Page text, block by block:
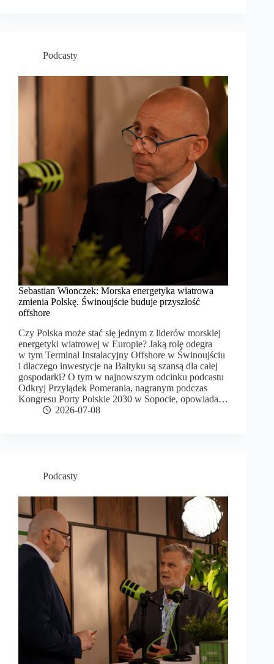
Podcasty
Sebastian Wionczek: Morska energetyka wiatrowa
zmienia Polskę. Świnoujście buduje przyszłość
offshore
Czy Polska może stać się jednym z liderów morskiej
energetyki wiatrowej w Europie? Jaką rolę odegra
w tym Terminal Instalacyjny Offshore w Świnoujściu
i dlaczego inwestycje na Bałtyku są szansą dla całej
gospodarki? O tym w najnowszym odcinku podcastu
Odkryj Przylądek Pomerania, nagranym podczas
Kongresu Porty Polskie 2030 w Sopocie, opowiada…
2026-07-08
Podcasty